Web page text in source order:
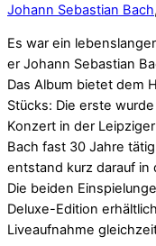
Johann Sebastian Bach,
Es war ein
er Johann Sebastian
Das Album bietet dem
Stücks: Die erste
Konzert in der
Bach fast 30 Jahre
entstand kurz darauf
Die beiden
Deluxe-Edition
Liveaufnahme